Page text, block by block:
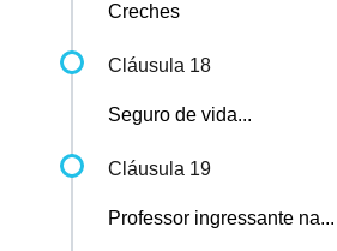
Creches
Cláusula 18
Seguro de vida...
Cláusula 19
Professor ingressante na...